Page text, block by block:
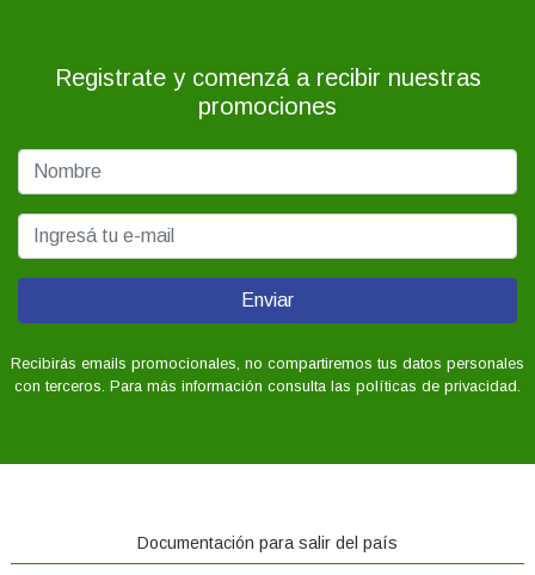
Registrate y comenzá a recibir nuestras
promociones
Enviar
Recibirás emails promocionales, no compartiremos tus datos personales
con terceros. Para más información consulta las políticas de privacidad.
Documentación para salir del país